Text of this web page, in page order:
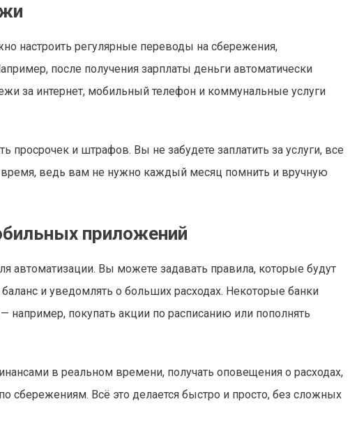
настроить регулярные переводы на сбережения,
после получения зарплаты деньги автоматически
за интернет, мобильный телефон и коммунальные услуги
просрочек и штрафов. Вы не забудете заплатить за услуги, все
ведь вам не нужно каждый месяц помнить и вручную
приложений
Вы можете задавать правила, которые будут
и уведомлять о больших расходах. Некоторые банки
покупать акции по расписанию или пополнять
в реальном времени, получать оповещения о расходах,
сбережениям. Всё это делается быстро и просто, без сложных